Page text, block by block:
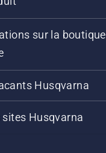
sur la boutique
Husqvarna
Husqvarna